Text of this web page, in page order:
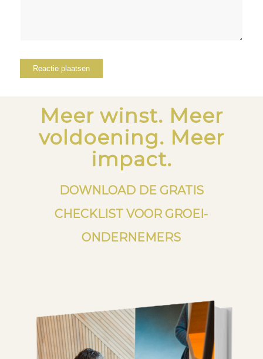
Meer winst. Meer
voldoening. Meer
impact.
DOWNLOAD DE GRATIS
CHECKLIST VOOR GROEI-
ONDERNEMERS